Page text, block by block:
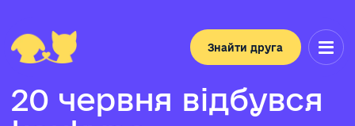
Знайти друга
20 червня відбувся